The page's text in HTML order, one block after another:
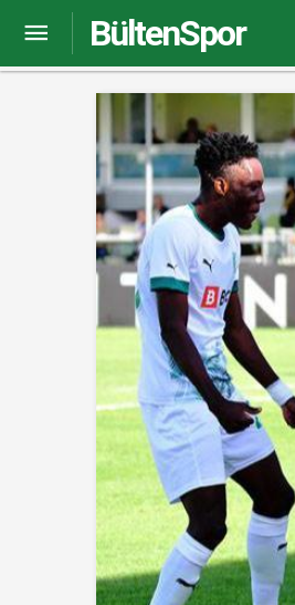
BültenSpor
Çaykur Rizespor’dan